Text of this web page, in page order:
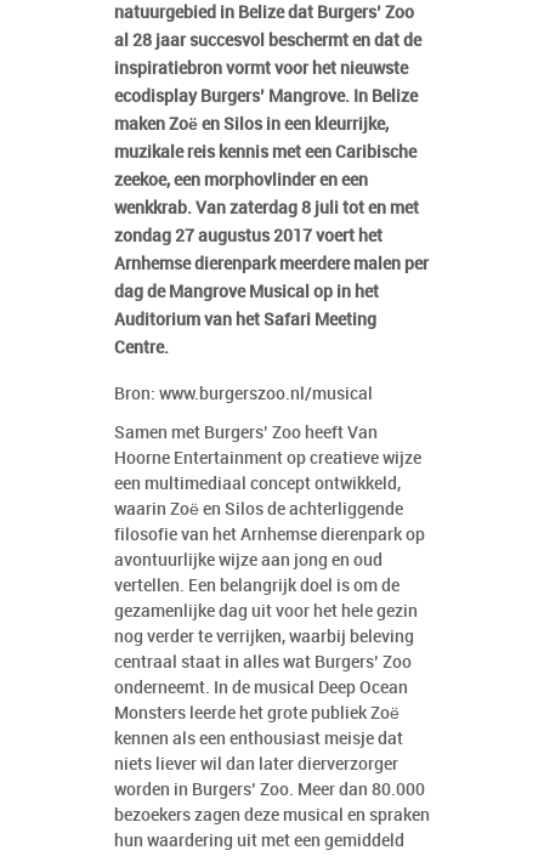
natuurgebied in Belize dat Burgers’ Zoo
al 28 jaar succesvol beschermt en dat de
inspiratiebron vormt voor het nieuwste
ecodisplay Burgers’ Mangrove. In Belize
maken Zoë en Silos in een kleurrijke,
muzikale reis kennis met een Caribische
zeekoe, een morphovlinder en een
wenkkrab. Van zaterdag 8 juli tot en met
zondag 27 augustus 2017 voert het
Arnhemse dierenpark meerdere malen per
dag de Mangrove Musical op in het
Auditorium van het Safari Meeting
Centre.
Bron: www.burgerszoo.nl/musical
Samen met Burgers’ Zoo heeft Van
Hoorne Entertainment op creatieve wijze
een multimediaal concept ontwikkeld,
waarin Zoë en Silos de achterliggende
filosofie van het Arnhemse dierenpark op
avontuurlijke wijze aan jong en oud
vertellen. Een belangrijk doel is om de
gezamenlijke dag uit voor het hele gezin
nog verder te verrijken, waarbij beleving
centraal staat in alles wat Burgers’ Zoo
onderneemt. In de musical Deep Ocean
Monsters leerde het grote publiek Zoë
kennen als een enthousiast meisje dat
niets liever wil dan later dierverzorger
worden in Burgers’ Zoo. Meer dan 80.000
bezoekers zagen deze musical en spraken
hun waardering uit met een gemiddeld